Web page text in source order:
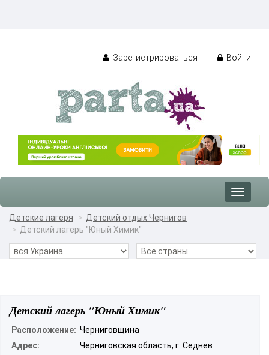
Зарегистрироваться Войти
Toggle
Детские лагеря
Детский отдых Чернигов
Детский лагерь "Юный Химик"
Детский лагерь "Юный Химик"
Расположение: Черниговщина
Адрес:
Черниговская область, г. Седнев